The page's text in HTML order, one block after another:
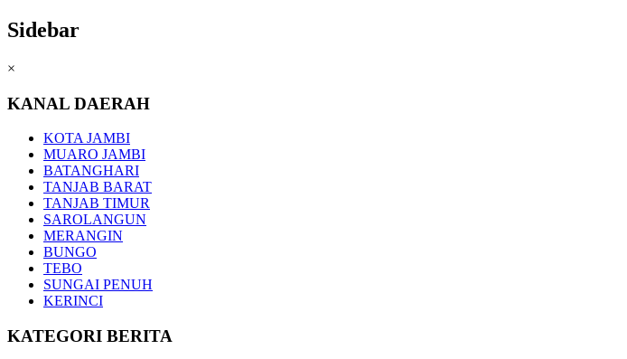
Sidebar
×
KANAL DAERAH
KOTA JAMBI
MUARO JAMBI
BATANGHARI
TANJAB BARAT
TANJAB TIMUR
SAROLANGUN
MERANGIN
BUNGO
TEBO
SUNGAI PENUH
KERINCI
KATEGORI BERITA